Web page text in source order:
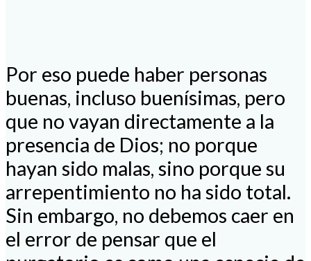
Por eso puede haber personas
buenas, incluso buenísimas, pero
que no vayan directamente a la
presencia de Dios; no porque
hayan sido malas, sino porque su
arrepentimiento no ha sido total.
Sin embargo, no debemos caer en
el error de pensar que el